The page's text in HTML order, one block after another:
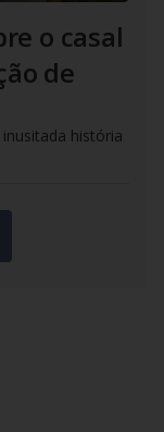
o casal
de
história